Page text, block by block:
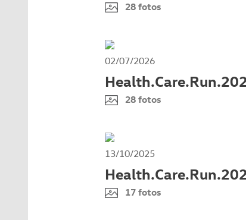
28 fotos
02/07/2026
28 fotos
13/10/2025
17 fotos